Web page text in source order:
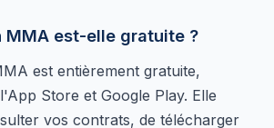
MMA est-elle gratuite ?
est entièrement gratuite,
Store et Google Play. Elle
vos contrats, de télécharger